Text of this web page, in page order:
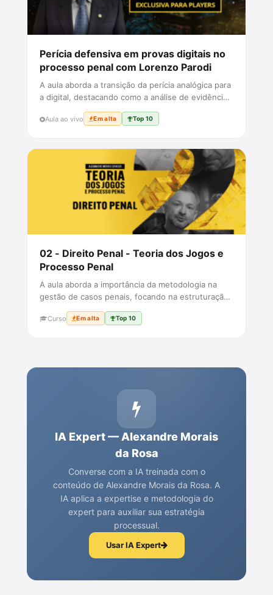
Perícia defensiva em provas digitais no
processo penal com Lorenzo Parodi
A aula aborda a transição da perícia analógica para
a digital, destacando como a análise de evidências
Aula ao vivo Em alta Top 10
02 - Direito Penal - Teoria dos Jogos e
Processo Penal
A aula aborda a importância da metodologia na
gestão de casos penais, focando na estruturação
Curso Em alta Top 10
IA Expert — Alexandre Morais
da Rosa
Converse com a IA treinada com o
conteúdo de Alexandre Morais da Rosa. A
IA aplica a expertise e metodologia do
expert para auxiliar sua estratégia
processual.
Usar IA Expert